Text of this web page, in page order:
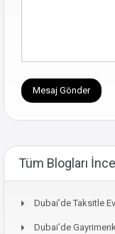
Tüm Blogları
Dubai’de Taksitle
Dubai’de